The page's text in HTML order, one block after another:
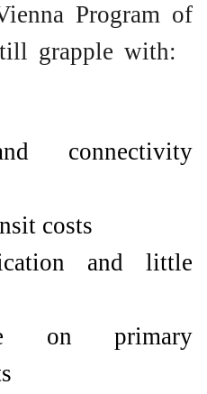
Program of
grapple with:
connectivity
costs
and little
on primary